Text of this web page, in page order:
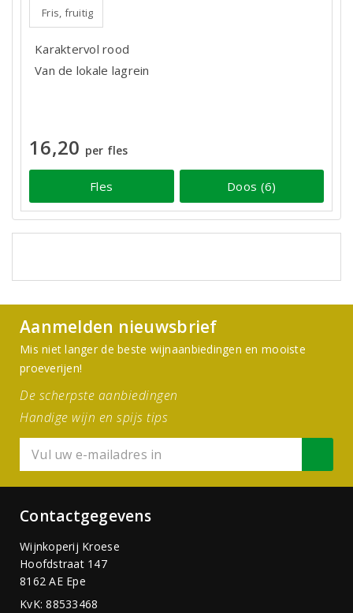
Fris, fruitig
Karaktervol rood
Van de lokale lagrein
16,20 per fles
Fles Doos (6)
Aanmelden nieuwsbrief
Mis niet langer de beste wijnaanbiedingen en mooiste
proeverijen!
De scherpste aanbiedingen
Handige wijn en spijs tips
Contactgegevens
Wijnkoperij Kroese
Hoofdstraat 147
8162 AE Epe
KvK: 88533468